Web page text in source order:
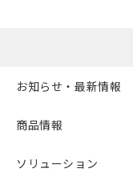
お知らせ・最新情報
商品情報
ソリューション